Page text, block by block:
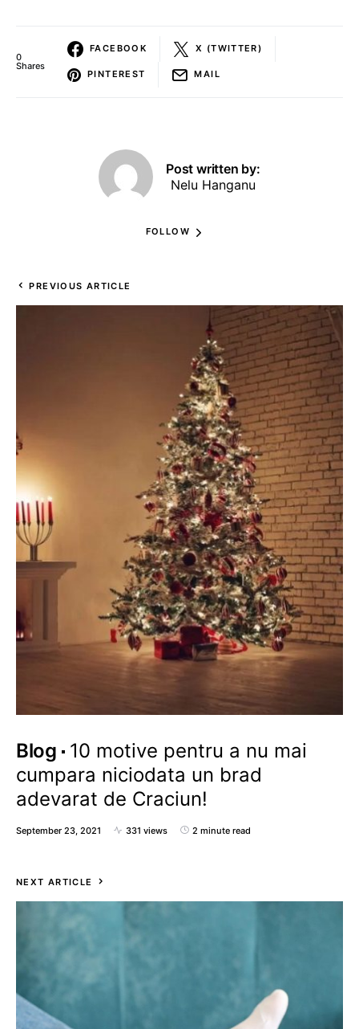
0
Shares
FACEBOOK X (TWITTER)
PINTEREST MAIL
Post written by:
Nelu Hanganu
FOLLOW
PREVIOUS ARTICLE
Blog
10 motive pentru a nu mai
cumpara niciodata un brad
adevarat de Craciun!
September 23, 2021 331 views 2 minute read
NEXT ARTICLE